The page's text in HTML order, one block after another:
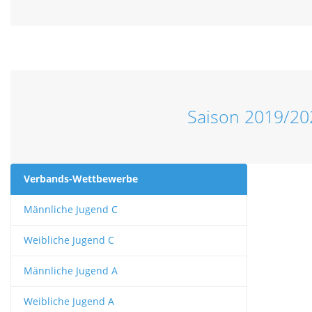
Saison 2019/
Verbands-Wettbewerbe
Männliche Jugend C
Weibliche Jugend C
Männliche Jugend A
Weibliche Jugend A